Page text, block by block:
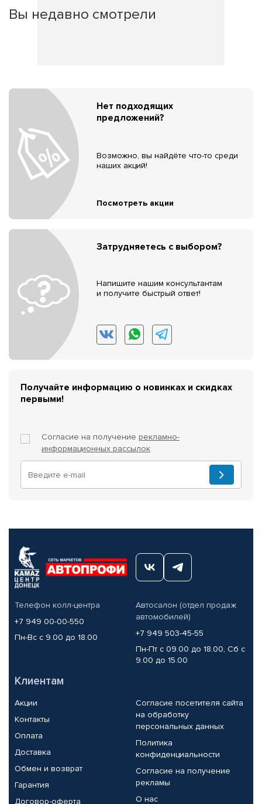
Вы недавно смотрели
Нет подходящих
предложений?
Возможно, вы найдёте что-то среди
наших акций!
Посмотреть акции
Затрудняетесь с выбором?
Напишите нашим консультантам
и получите быстрый ответ!
Получайте информацию о новинках и скидках
первыми!
Согласие на получение рекламно-
информационных рассылок
Телефон колл-центра
+7 949 00-00-550
Пн-Вс с 9.00 до 18.00
Автосалон (отдел продаж
автомобилей)
+7 949 503-45-55
Пн-Пт с 09.00 до 18.00, Сб с
9.00 до 15.00
Клиентам
Акции
Контакты
Оплата
Доставка
Обмен и возврат
Гарантия
Договор-оферта
Согласие посетителя сайта
на обработку
персональных данных
Политика
конфиденциальности
Согласие на получение
рекламы
О нас